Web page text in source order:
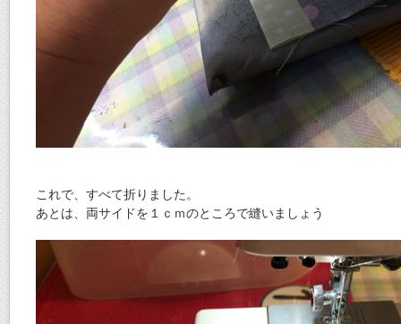
これで、すべて折りました。
あとは、両サイドを１ｃｍのところで縫いましょう